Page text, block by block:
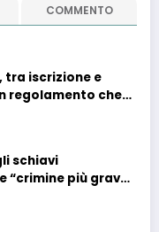
COMMENTO
tra iscrizione e
regolamento che
schiavi
“crimine più grave